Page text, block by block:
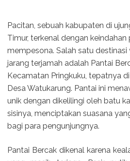
Pacitan, sebuah kabupaten di
Timur, terkenal dengan
mempesona. Salah satu destinasi
jarang terjamah adalah Pantai
Kecamatan Pringkuku, tepatnya
Desa Watukarung. Pantai ini
unik dengan dikelilingi oleh batu
sisinya, menciptakan suasana
bagi para pengunjungnya.
Pantai Bercak dikenal karena